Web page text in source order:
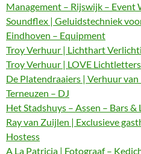
Management – Rijswijk – Event
Soundflex | Geluidstechniek
Eindhoven – Equipment
Troy Verhuur | Lichthart
Troy Verhuur | LOVE
De Platendraaiers | Verhuur van
Terneuzen – DJ
Het Stadshuys – Assen – Bars &
Ray van Zuijlen | Exclusieve
Hostess
A La Patricia | Fotograaf –